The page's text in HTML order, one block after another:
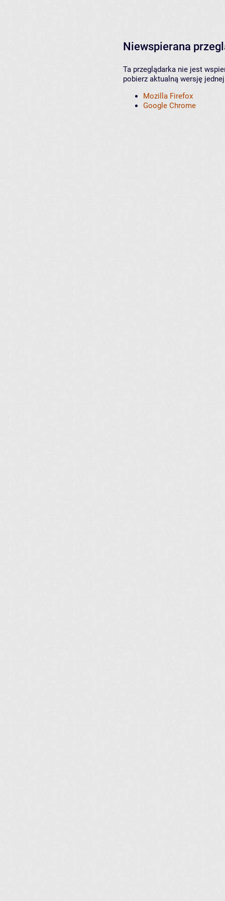
Niewspierana
Ta przeglądarka nie jest
pobierz aktualną wersję
Mozilla Firefox
Google Chrome